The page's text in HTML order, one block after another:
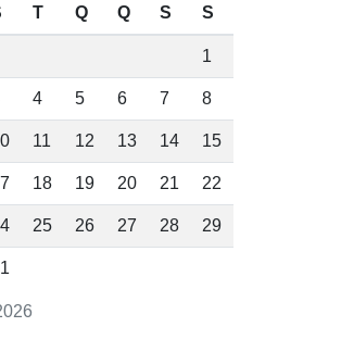
T Q Q S S
1
4 5 6 7 8
11 12 13 14 15
18 19 20 21 22
25 26 27 28 29